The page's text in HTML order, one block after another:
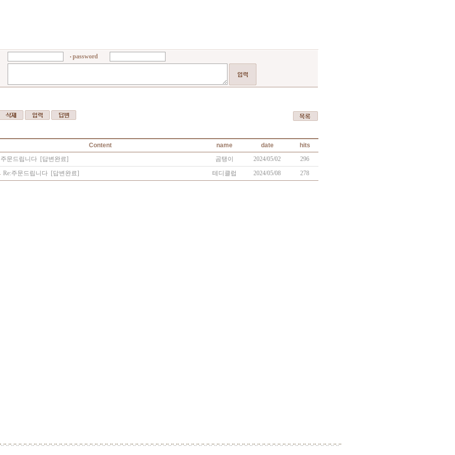
password
Content name date
hits
주문드립니다 [답변완료] 곰탱이 2024/05/02
296
Re:주문드립니다 [답변완료] 테디클럽 2024/05/08 278